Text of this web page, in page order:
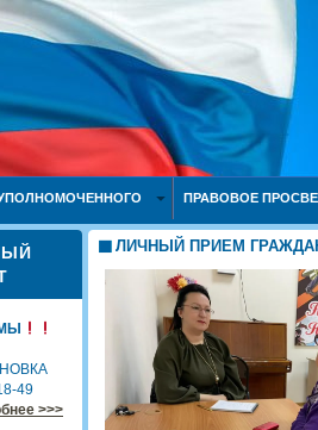
ПРАВОВОЕ
49
>>>
ЛИЧНЫЙ ПРИЕМ